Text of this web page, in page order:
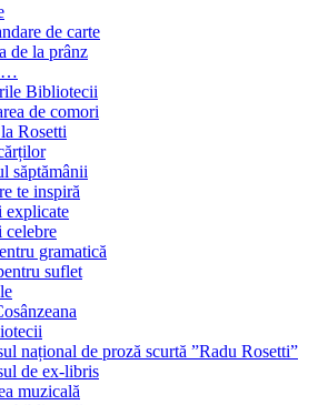
de carte
de la prânz
Bibliotecii
de comori
Rosetti
săptămânii
te inspiră
explicate
celebre
gramatică
suflet
național de proză scurtă ”Radu Rosetti”
de ex-libris
muzicală